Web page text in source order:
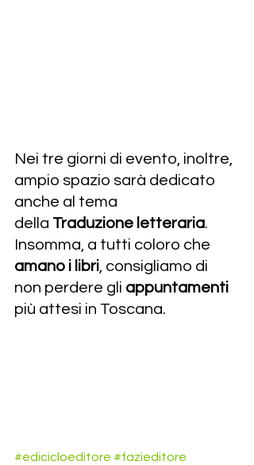
Nei tre giorni di evento, inoltre,
ampio spazio sarà dedicato
anche al tema
della Traduzione letteraria.
Insomma, a tutti coloro che
amano i libri, consigliamo di
non perdere gli appuntamenti
più attesi in Toscana.
#edicicloeditore #fazieditore